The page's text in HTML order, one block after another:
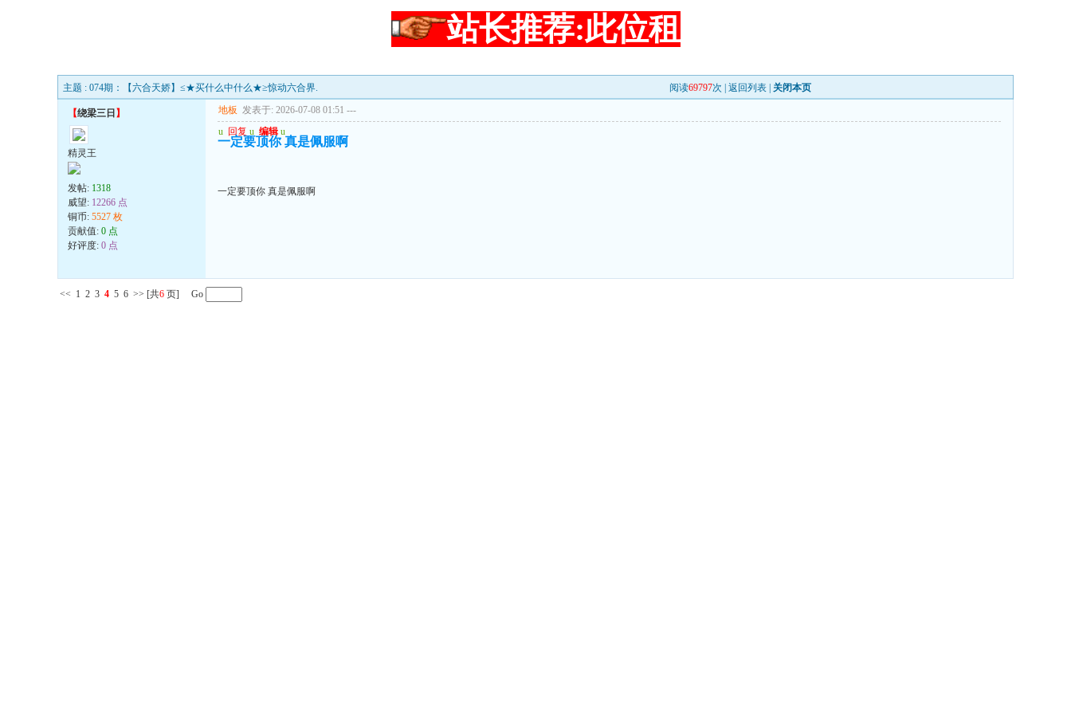
站长推荐:此位租
主题 : 074期：【六合天娇】≤★买什么中什么★≥惊动六合界. 阅读69797次 | 返回列表 关闭本页
【绕梁三日 】
精灵王
发帖: 1318
威望: 12266 点
铜币: 5527 枚
贡献值: 0 点
好评度: 0 点
地板 发表于: 2026-07-08 01:51 ---
u 回复 u 编辑 u
一定要顶你 真是佩服啊
一定要顶你 真是佩服啊
<< 1 2 3 4 5 6 >> [共6 页] Go